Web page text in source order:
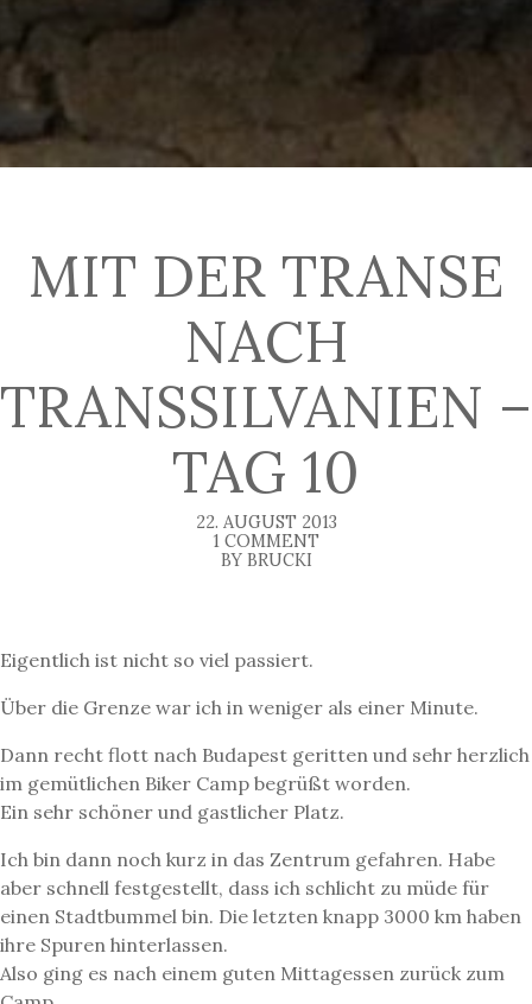
MIT DER TRANSE
NACH
TRANSSILVANIEN –
TAG 10
22. AUGUST 2013
1 COMMENT
BY BRUCKI
Eigentlich ist nicht so viel passiert.
Über die Grenze war ich in weniger als einer Minute.
Dann recht flott nach Budapest geritten und sehr herzlich
im gemütlichen Biker Camp begrüßt worden.
Ein sehr schöner und gastlicher Platz.
Ich bin dann noch kurz in das Zentrum gefahren. Habe
aber schnell festgestellt, dass ich schlicht zu müde für
einen Stadtbummel bin. Die letzten knapp 3000 km haben
ihre Spuren hinterlassen.
Also ging es nach einem guten Mittagessen zurück zum